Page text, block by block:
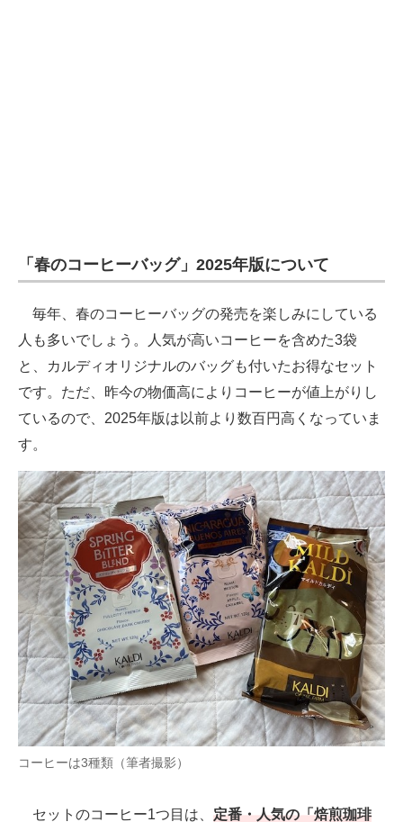
「春のコーヒーバッグ」2025年版について
毎年、春のコーヒーバッグの発売を楽しみにしている
人も多いでしょう。人気が高いコーヒーを含めた3袋
と、カルディオリジナルのバッグも付いたお得なセット
です。ただ、昨今の物価高によりコーヒーが値上がりし
ているので、2025年版は以前より数百円高くなっていま
す。
コーヒーは3種類（筆者撮影）
セットのコーヒー1つ目は、 定番・人気の「焙煎珈琲